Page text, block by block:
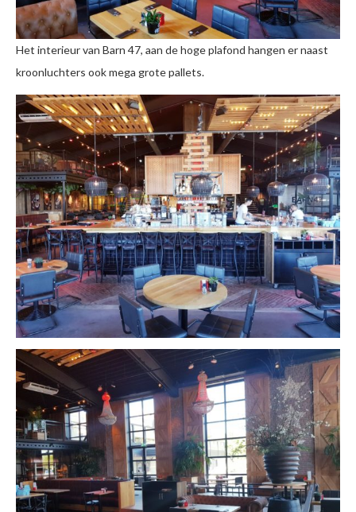
Het interieur van Barn 47, aan de hoge plafond hangen er naast
kroonluchters ook mega grote pallets.